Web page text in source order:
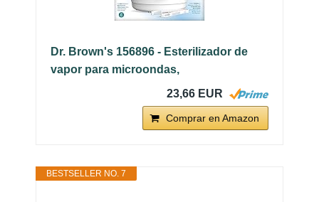
Dr. Brown's 156896 - Esterilizador de
vapor para microondas,
23,66 EUR
Comprar en Amazon
BESTSELLER NO. 7